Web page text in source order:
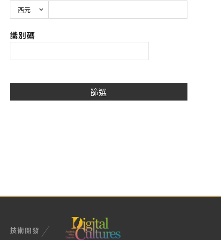
識別碼
技術開發